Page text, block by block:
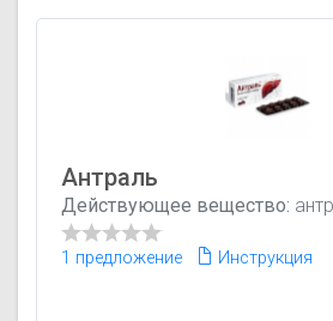
Антраль
Действующее вещество:
1 предложение Инструкция